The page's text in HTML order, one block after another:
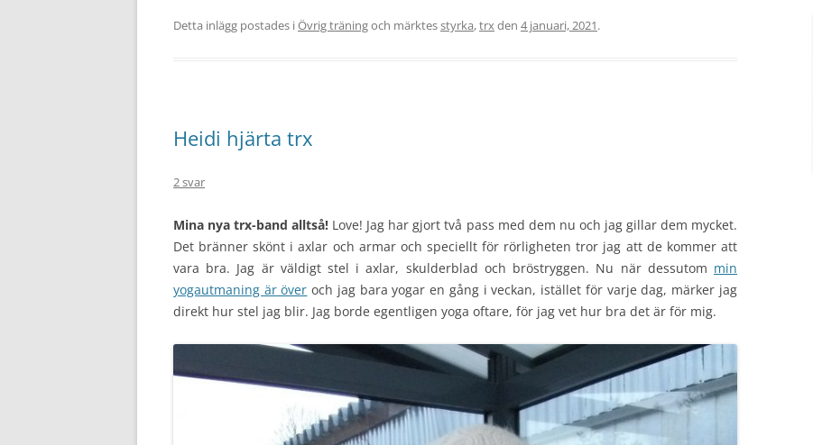
Detta inlägg postades iÖvrig träningoch märktesstyrka,trxden 4 januari, 2021.
Heidi hjärta trx
2 svar
Mina nya trx-band alltså! Love! Jag har gjort två pass med dem nu och jag gillar dem mycket.
Det bränner skönt i axlar och armar och speciellt för rörligheten tror jag att de kommer att
vara bra. Jag är väldigt stel i axlar, skulderblad och bröstryggen. Nu när dessutom min
yogautmaning är över och jag bara yogar en gång i veckan, istället för varje dag, märker jag
direkt hur stel jag blir. Jag borde egentligen yoga oftare, för jag vet hur bra det är för mig.